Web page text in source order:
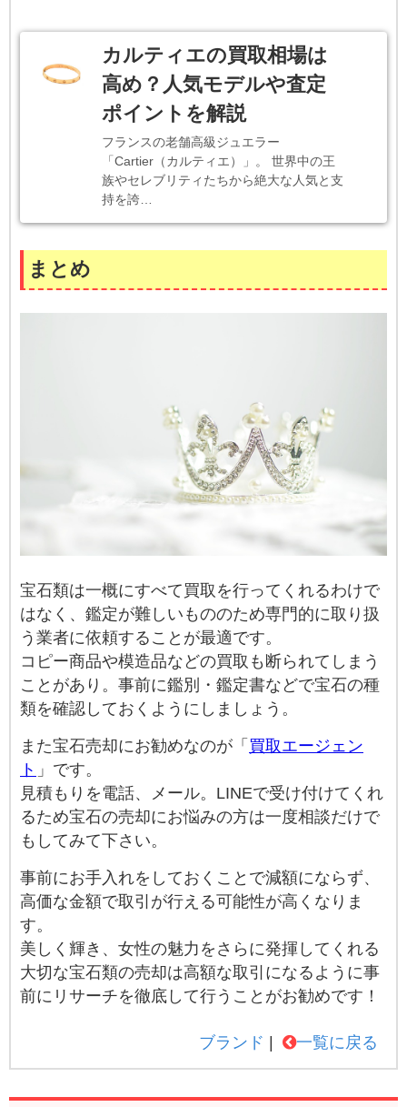
カルティエの買取相場は
高め？人気モデルや査定
ポイントを解説
フランスの老舗高級ジュエラー
「Cartier（カルティエ）」。 世界中の王
族やセレブリティたちから絶大な人気と支
持を誇…
まとめ
宝石類は一概にすべて買取を行ってくれるわけで
はなく、鑑定が難しいもののため専門的に取り扱
う業者に依頼することが最適です。
コピー商品や模造品などの買取も断られてしまう
ことがあり。事前に鑑別・鑑定書などで宝石の種
類を確認しておくようにしましょう。
また宝石売却にお勧めなのが「 買取エージェン
ト 」です。
見積もりを電話、メール。LINEで受け付けてくれ
るため宝石の売却にお悩みの方は一度相談だけで
もしてみて下さい。
事前にお手入れをしておくことで減額にならず、
高価な金額で取引が行える可能性が高くなりま
す。
美しく輝き、女性の魅力をさらに発揮してくれる
大切な宝石類の売却は高額な取引になるように事
前にリサーチを徹底して行うことがお勧めです！
ブランド 一覧に戻る